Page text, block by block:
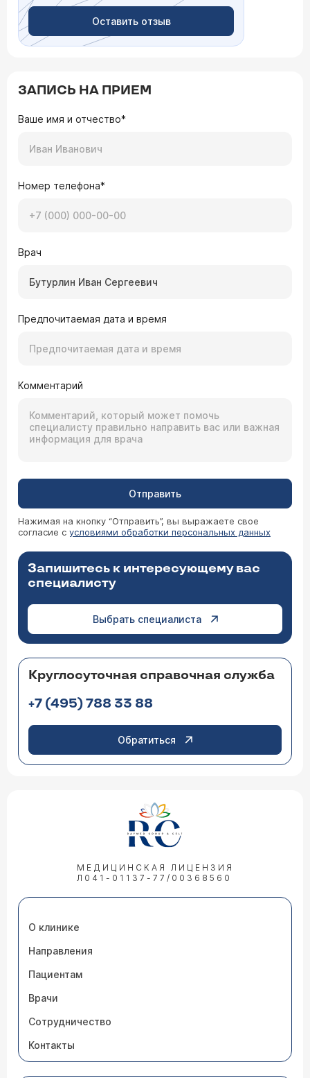
Оставить отзыв
ЗАПИСЬ НА ПРИЕМ
Ваше имя и отчество*
Номер телефона*
Врач
Предпочитаемая дата и время
Комментарий
Отправить
Нажимая на кнопку “Отправить”, вы выражаете свое
согласие с условиями обработки персональных данных
Запишитесь к интересующему вас
специалисту
Выбрать специалиста
Круглосуточная справочная служба
+7 (495) 788 33 88
Обратиться
МЕДИЦИНСКАЯ ЛИЦЕНЗИЯ
Л041-01137-77/00368560
О клинике
Направления
Пациентам
Врачи
Сотрудничество
Контакты